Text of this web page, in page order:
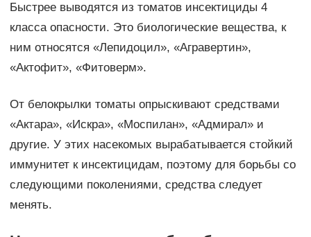
Быстрее выводятся из томатов инсектициды 4
класса опасности. Это биологические вещества, к
ним относятся «Лепидоцил», «Агравертин»,
«Актофит», «Фитоверм».
От белокрылки томаты опрыскивают средствами
«Актара», «Искра», «Моспилан», «Адмирал» и
другие. У этих насекомых вырабатывается стойкий
иммунитет к инсектицидам, поэтому для борьбы со
следующими поколениями, средства следует
менять.